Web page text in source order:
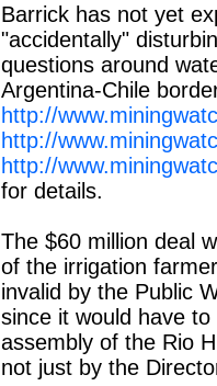
Barrick has not yet
"accidentally"
questions around
Argentina-Chile
http://
http://
http://
for details.
The $60 million deal
of the irrigation
invalid by the Public
since it would have
assembly of the Rio
not just by the